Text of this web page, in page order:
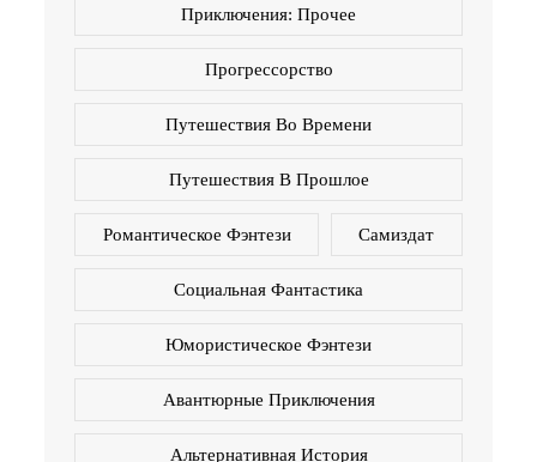
Приключения: Прочее
Прогрессорство
Путешествия Во Времени
Путешествия В Прошлое
Романтическое Фэнтези Самиздат
Социальная Фантастика
Юмористическое Фэнтези
Авантюрные Приключения
Альтернативная История